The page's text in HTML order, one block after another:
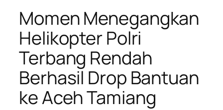
Momen Menegangkan
Helikopter Polri
Terbang Rendah
Berhasil Drop Bantuan
ke Aceh Tamiang